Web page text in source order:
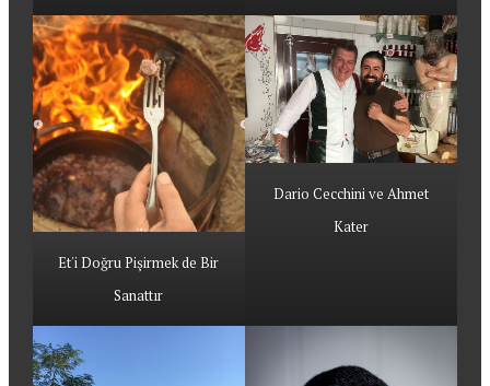
Et'i Doğru Pişirmek de Bir
Sanattır
Dario Cecchini ve Ahmet
Kater